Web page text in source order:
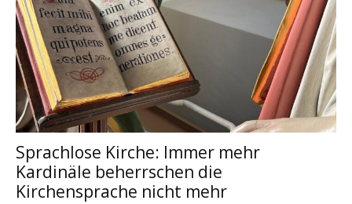
Sprachlose Kirche: Immer mehr
Kardinäle beherrschen die
Kirchensprache nicht mehr